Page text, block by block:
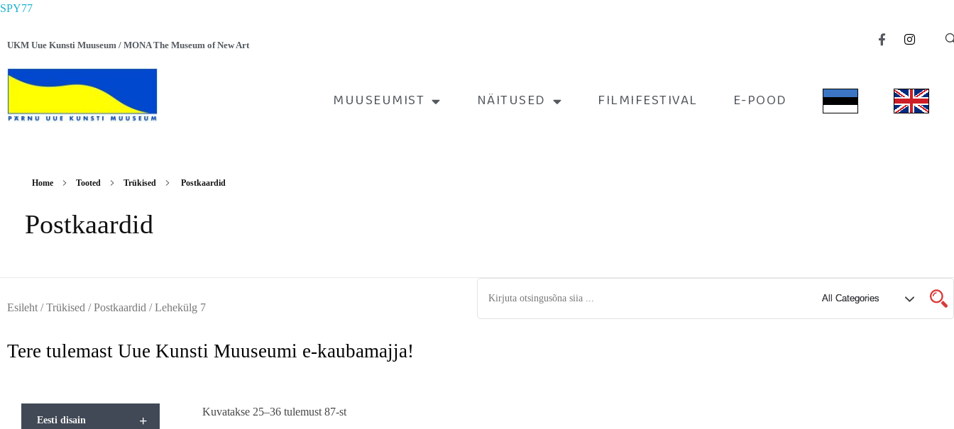
SPY77
UKM Uue Kunsti Muuseum / MONA The Museum of New Art
MUUSEUMIST NÄITUSED FILMIFESTIVAL E-POOD
Home Tooted Trükised Postkaardid
Postkaardid
Esileht /Trükised /Postkaardid / Lehekülg 7
Tere tulemast Uue Kunsti Muuseumi e-kaubamajja!
+
Eesti disain
Kuvatakse 25–36 tulemust 87-st